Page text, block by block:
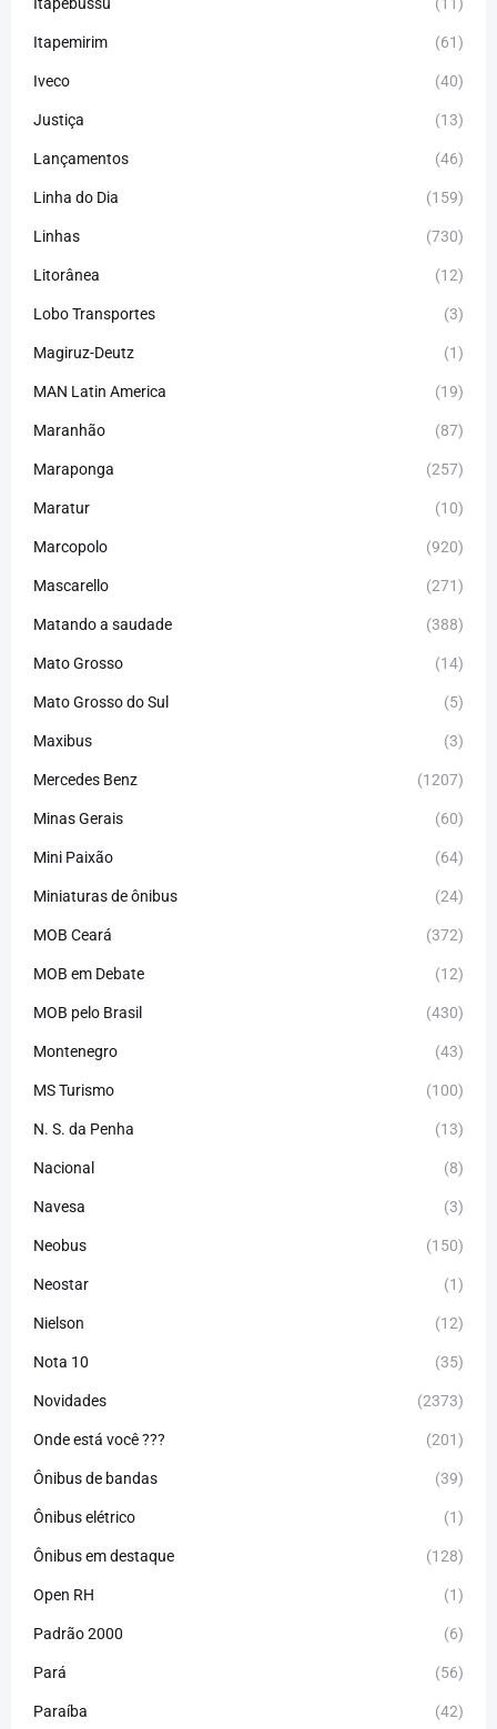
Itapebussu (11)
Itapemirim (61)
Iveco (40)
Justiça (13)
Lançamentos (46)
Linha do Dia (159)
Linhas (730)
Litorânea (12)
Lobo Transportes (3)
Magiruz-Deutz (1)
MAN Latin America (19)
Maranhão (87)
Maraponga (257)
Maratur (10)
Marcopolo (920)
Mascarello (271)
Matando a saudade (388)
Mato Grosso (14)
Mato Grosso do Sul (5)
Maxibus (3)
Mercedes Benz (1207)
Minas Gerais (60)
Mini Paixão (64)
Miniaturas de ônibus (24)
MOB Ceará (372)
MOB em Debate (12)
MOB pelo Brasil (430)
Montenegro (43)
MS Turismo (100)
N. S. da Penha (13)
Nacional (8)
Navesa (3)
Neobus (150)
Neostar (1)
Nielson (12)
Nota 10 (35)
Novidades (2373)
Onde está você ??? (201)
Ônibus de bandas (39)
Ônibus elétrico (1)
Ônibus em destaque (128)
Open RH (1)
Padrão 2000 (6)
Pará (56)
Paraíba (42)